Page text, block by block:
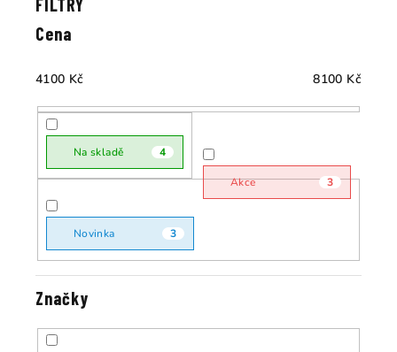
r
d
u
ů
Cena
4100 Kč 8100 Kč
Na skladě 4
Akce 3
Novinka 3
Značky